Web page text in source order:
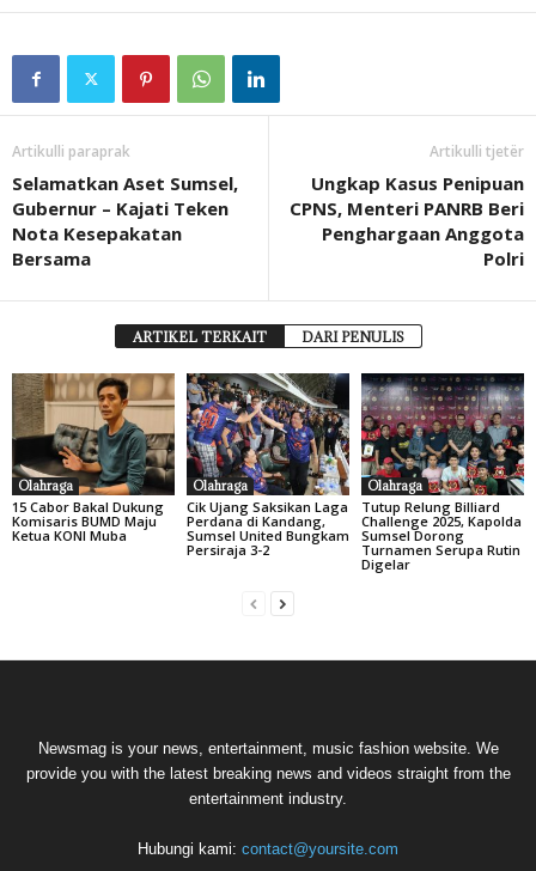
Artikulli paraprak
Selamatkan Aset Sumsel,
Gubernur – Kajati Teken
Nota Kesepakatan
Bersama
Artikulli tjetër
Ungkap Kasus Penipuan
CPNS, Menteri PANRB Beri
Penghargaan Anggota
Polri
ARTIKEL TERKAIT DARI PENULIS
Olahraga
15 Cabor Bakal Dukung
Komisaris BUMD Maju
Ketua KONI Muba
Olahraga
Cik Ujang Saksikan Laga
Perdana di Kandang,
Sumsel United Bungkam
Persiraja 3-2
Olahraga
Tutup Relung Billiard
Challenge 2025, Kapolda
Sumsel Dorong
Turnamen Serupa Rutin
Digelar
Newsmag is your news, entertainment, music fashion website. We
provide you with the latest breaking news and videos straight from the
entertainment industry.
Hubungi kami: contact@yoursite.com